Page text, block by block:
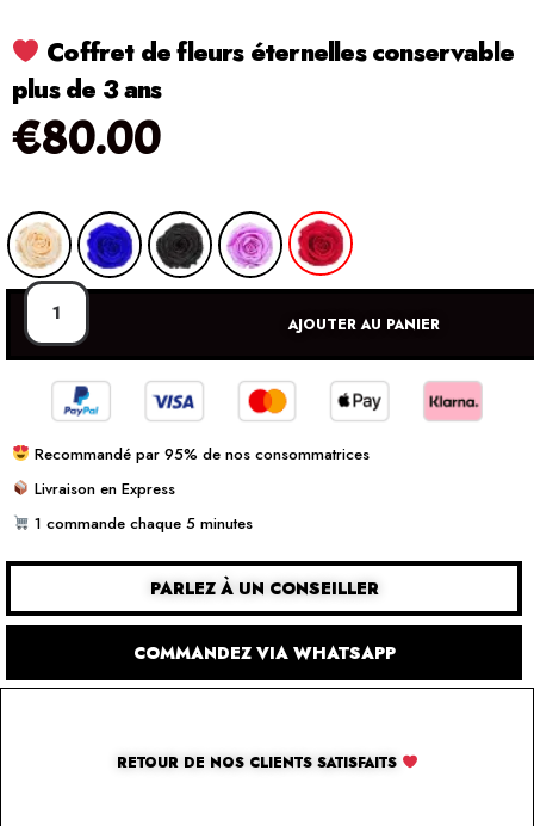
Coffret de fleurs éternelles conservable
plus de 3 ans
€80.00
AJOUTER AU PANIER
Recommandé par 95% de nos consommatrices
Livraison en Express
1 commande chaque 5 minutes
PARLEZ À UN CONSEILLER
COMMANDEZ VIA WHATSAPP
RETOUR DE NOS CLIENTS SATISFAITS